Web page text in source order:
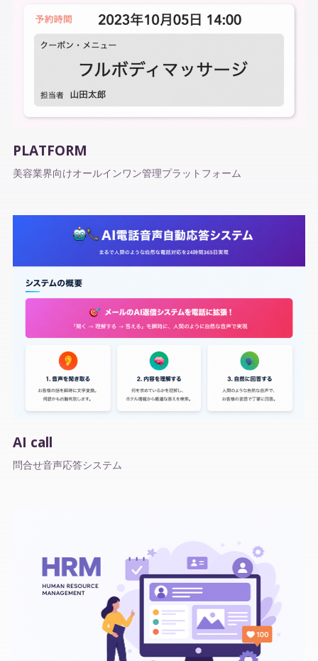
PLATFORM
美容業界向けオールインワン管理プラットフォーム
AI call
問合せ音声応答システム